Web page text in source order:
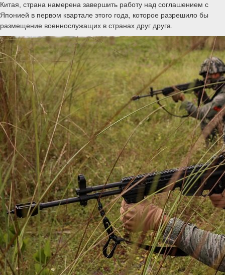
Китая, страна намерена завершить работу над соглашением с
Японией в первом квартале этого года, которое разрешило бы
размещение военнослужащих в странах друг друга.